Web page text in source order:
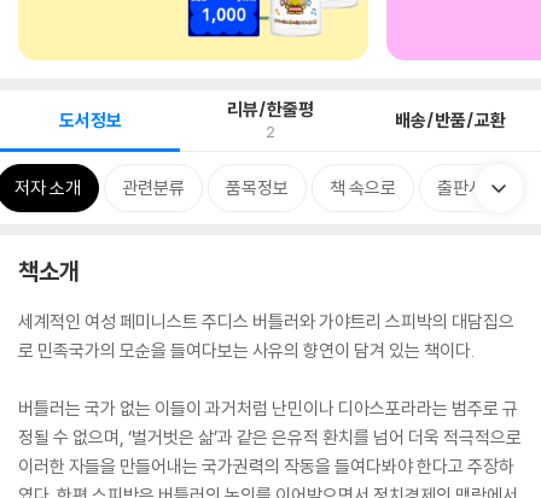
도서정보 리뷰/한줄평
2 배송/반품/교환
저자 소개 관련분류 품목정보 책 속으로 출판사 리뷰
책소개
세계적인 여성 페미니스트 주디스 버틀러와 가야트리 스피박의 대담집으
로 민족국가의 모순을 들여다보는 사유의 향연이 담겨 있는 책이다.
버틀러는 국가 없는 이들이 과거처럼 난민이나 디아스포라라는 범주로 규
정될 수 없으며, ‘벌거벗은 삶’과 같은 은유적 환치를 넘어 더욱 적극적으로
이러한 자들을 만들어내는 국가권력의 작동을 들여다봐야 한다고 주장하